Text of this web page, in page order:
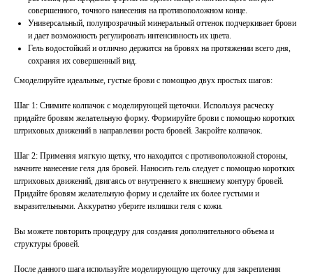
совершенного, точного нанесения на противоположном конце.
Универсальный, полупрозрачный минеральный оттенок подчеркивает брови
и дает возможность регулировать интенсивность их цвета.
Гель водостойкий и отлично держится на бровях на протяжении всего дня,
сохраняя их совершенный вид.
Смоделируйте идеальные, густые брови с помощью двух простых шагов:
Шаг 1: Снимите колпачок с моделирующей щеточки. Используя расческу
придайте бровям желательную форму. Формируйте брови с помощью коротких
штриховых движений в направлении роста бровей. Закройте колпачок.
Шаг 2: Применяя мягкую щетку, что находится с противоположной стороны,
начните нанесение геля для бровей. Наносить гель следует с помощью коротких
штриховых движений, двигаясь от внутреннего к внешнему контуру бровей.
Придайте бровям желательную форму и сделайте их более густыми и
выразительными. Аккуратно уберите излишки геля с кожи.
Вы можете повторить процедуру для создания дополнительного объема и
структуры бровей.
После данного шага используйте моделирующую щеточку для закрепления